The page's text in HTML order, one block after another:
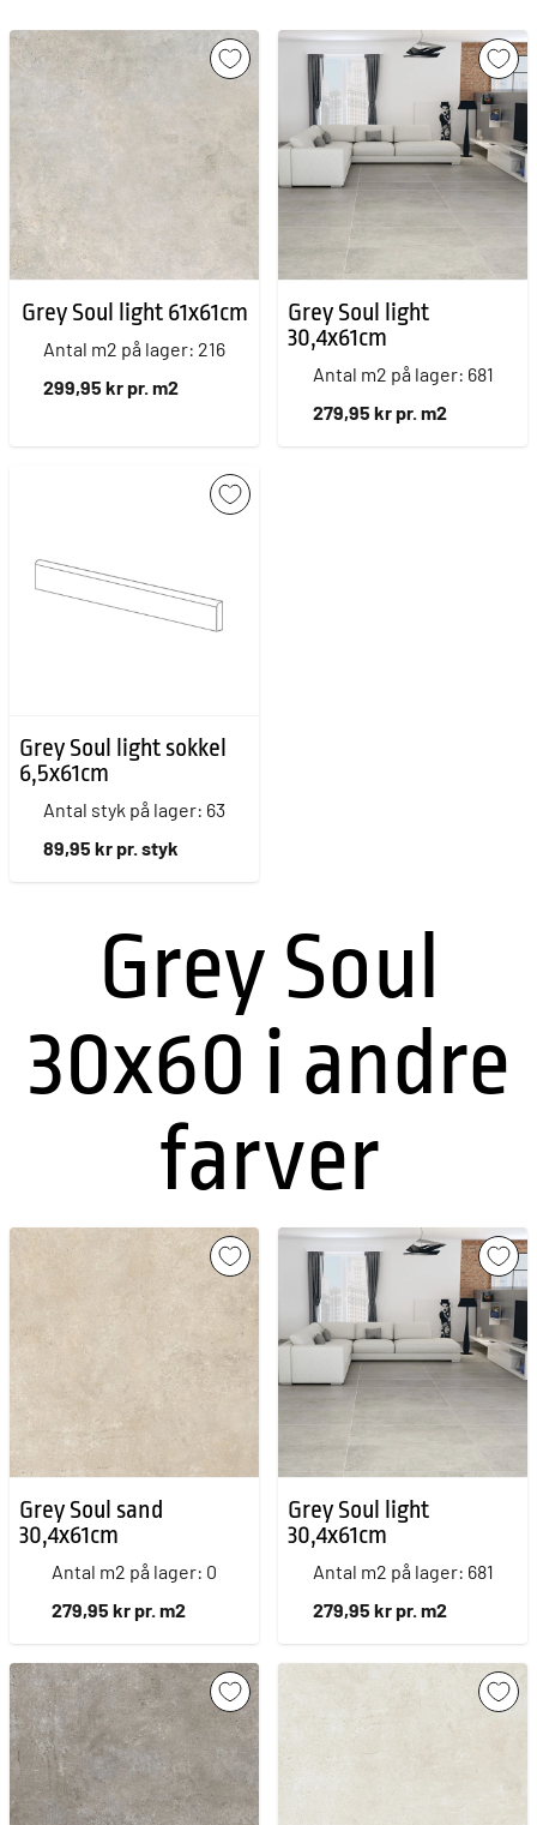
Grey Soul light 61x61cm
Antal m2 på lager: 216
299,95 kr pr. m2
Grey Soul light
30,4x61cm
Antal m2 på lager: 681
279,95 kr pr. m2
Grey Soul light sokkel
6,5x61cm
Antal styk på lager: 63
89,95 kr pr. styk
Grey Soul
30x60 i andre
farver
Grey Soul sand
30,4x61cm
Antal m2 på lager: 0
279,95 kr pr. m2
Grey Soul light
30,4x61cm
Antal m2 på lager: 681
279,95 kr pr. m2